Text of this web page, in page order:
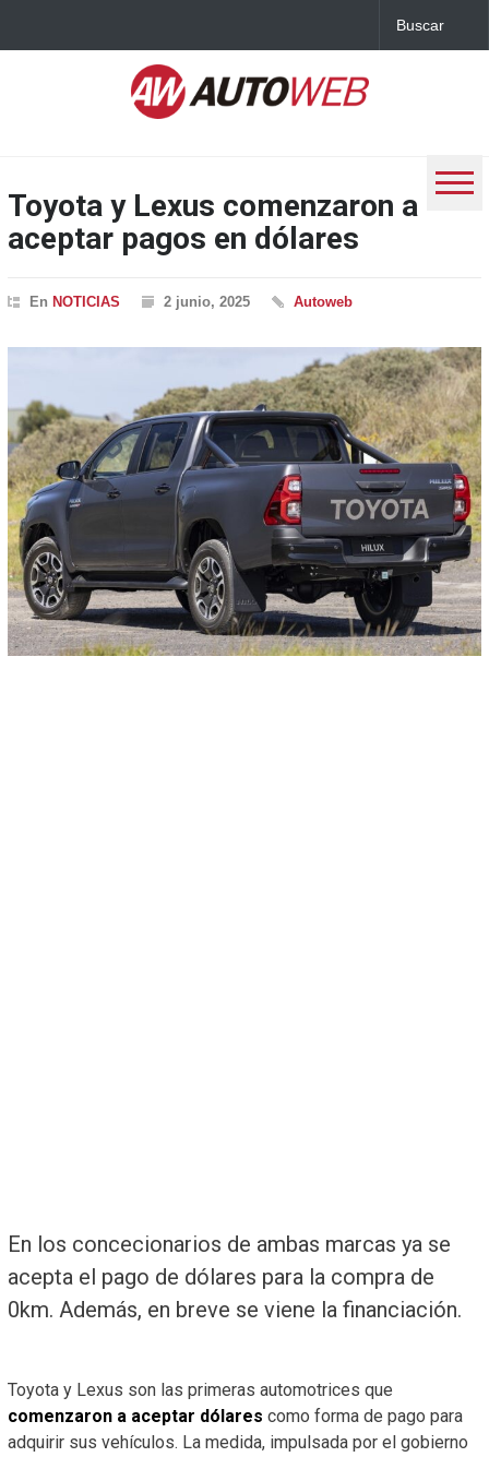
Toyota y Lexus comenzaron a
aceptar pagos en dólares
En NOTICIAS 2 junio, 2025 Autoweb
En los concecionarios de ambas marcas ya se
acepta el pago de dólares para la compra de
0km. Además, en breve se viene la financiación.
Toyota y Lexus son las primeras automotrices que
comenzaron a aceptar dólares como forma de pago para
adquirir sus vehículos. La medida, impulsada por el gobierno